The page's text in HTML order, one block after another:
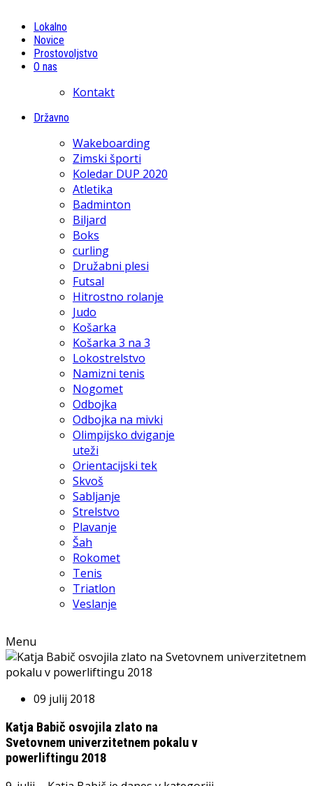
Lokalno
Novice
Prostovoljstvo
O nas
Kontakt
Državno
Wakeboarding
Zimski športi
Koledar DUP 2020
Atletika
Badminton
Biljard
Boks
curling
Družabni plesi
Futsal
Hitrostno rolanje
Judo
Košarka
Košarka 3 na 3
Lokostrelstvo
Namizni tenis
Nogomet
Odbojka
Odbojka na mivki
Olimpijsko dviganje
uteži
Orientacijski tek
Skvoš
Sabljanje
Strelstvo
Plavanje
Šah
Rokomet
Tenis
Triatlon
Veslanje
Menu
09 julij 2018
Katja Babič osvojila zlato na
Svetovnem univerzitetnem pokalu v
powerliftingu 2018